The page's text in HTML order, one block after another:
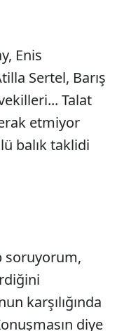
Enis
Sertel, Barış
Talat
etmiyor
balık taklidi
soruyorum,
karşılığında
diye